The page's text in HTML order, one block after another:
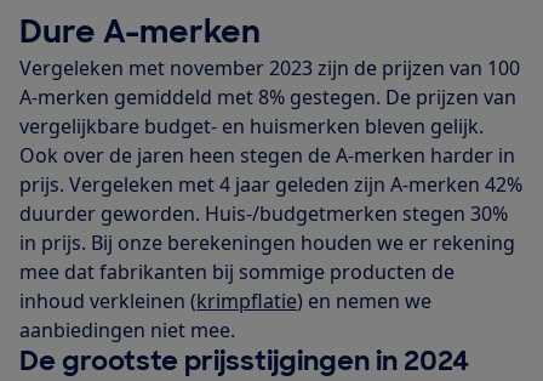
Dure A-merken
Vergeleken met november 2023 zijn de prijzen van 100
A-merken gemiddeld met 8% gestegen. De prijzen van
vergelijkbare budget- en huismerken bleven gelijk.
Ook over de jaren heen stegen de A-merken harder in
prijs. Vergeleken met 4 jaar geleden zijn A-merken 42%
duurder geworden. Huis-/budgetmerken stegen 30%
in prijs. Bij onze berekeningen houden we er rekening
mee dat fabrikanten bij sommige producten de
inhoud verkleinen (krimpflatie) en nemen we
aanbiedingen niet mee.
De grootste prijsstijgingen in 2024